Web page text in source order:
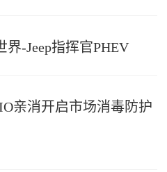
-Jeep指挥官PHEV
亲消开启市场消毒防护